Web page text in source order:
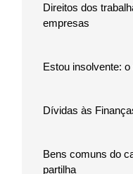
Direitos dos
empresas
Estou insolvente:
Dívidas às
Bens comuns do
partilha